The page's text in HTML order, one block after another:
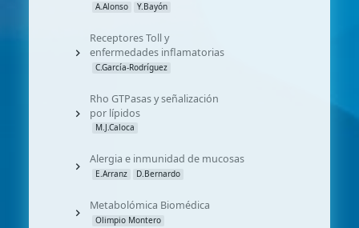
A.Alonso Y.Bayón
Receptores Toll y
enfermedades inflamatorias
C.García-Rodríguez
Rho GTPasas y señalización
por lípidos
M.J.Caloca
Alergia e inmunidad de mucosas
E.Arranz D.Bernardo
Metabolómica Biomédica
Olimpio Montero